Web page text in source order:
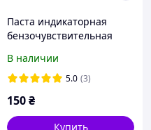
Паста индикаторная
бензочувствительная
ПДВ
В наличии
5.0 (3)
150₴
Купить